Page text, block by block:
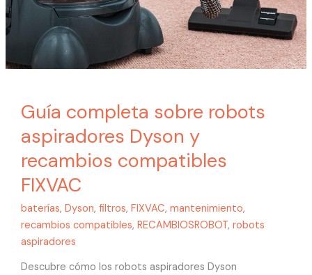
Guía completa sobre robots
aspiradores Dyson y
recambios compatibles
FIXVAC
baterías, Dyson, filtros, FIXVAC, mantenimiento,
recambios compatibles, RECAMBIOSROBOT, robots
aspiradores
Descubre cómo los robots aspiradores Dyson
compatibles
FIXVAC